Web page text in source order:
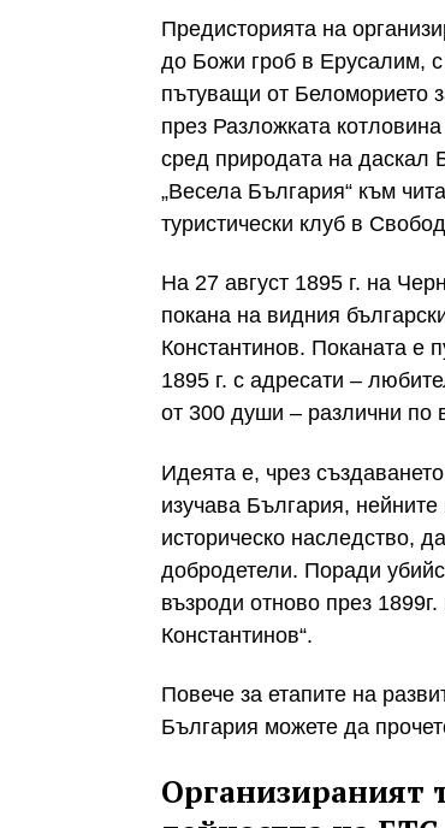
Предисторията на
до Божи гроб в Ерусалим,
пътуващи от Беломорието
през Разложката
сред природата на даскал
„Весела България“ към
туристически клуб в
На 27 август 1895 г. на
покана на видния
Константинов. Поканата е
1895 г. с адресати –
от 300 души – различни по
Идеята е, чрез
изучава България,
историческо наследство,
добродетели. Поради
възроди отново през
Константинов“.
Повече за етапите на
България можете да
Организираният